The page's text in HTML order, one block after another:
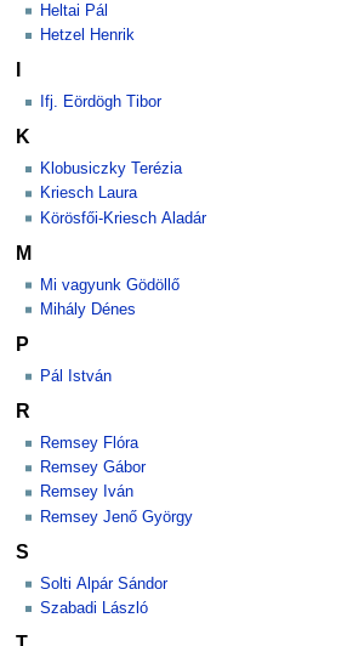
Heltai Pál
Hetzel Henrik
Ifj. Eördögh Tibor
K
Klobusiczky Terézia
Kriesch Laura
Körösfői-Kriesch Aladár
M
Mi vagyunk Gödöllő
Mihály Dénes
P
Pál István
R
Remsey Flóra
Remsey Gábor
Remsey Iván
Remsey Jenő György
S
Solti Alpár Sándor
Szabadi László